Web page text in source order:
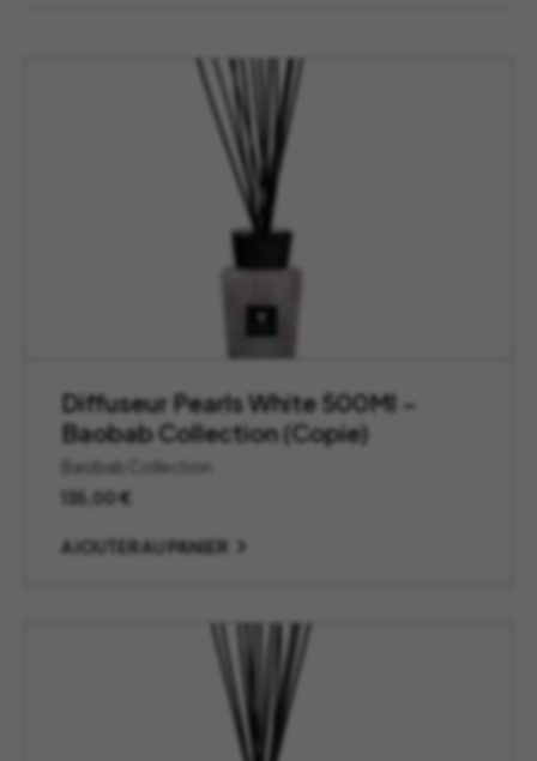
Diffuseur Pearls White 500Ml –
Baobab Collection (Copie)
Baobab Collection
135,00€
AJOUTER AU PANIER